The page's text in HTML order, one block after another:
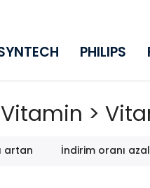
PHILIPS
Vitamin >
artan İndirim oranı